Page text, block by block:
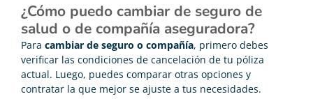
¿Cómo puedo cambiar de seguro de
salud o de compañía aseguradora?
Para cambiar de seguro o compañía, primero debes
verificar las condiciones de cancelación de tu póliza
actual. Luego, puedes comparar otras opciones y
contratar la que mejor se ajuste a tus necesidades.